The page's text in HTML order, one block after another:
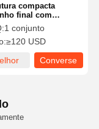
compacta
final com
resistente à
e trilhos de
de máquinas de
para guindastes
1 conjunto
≥120 USD
Converse